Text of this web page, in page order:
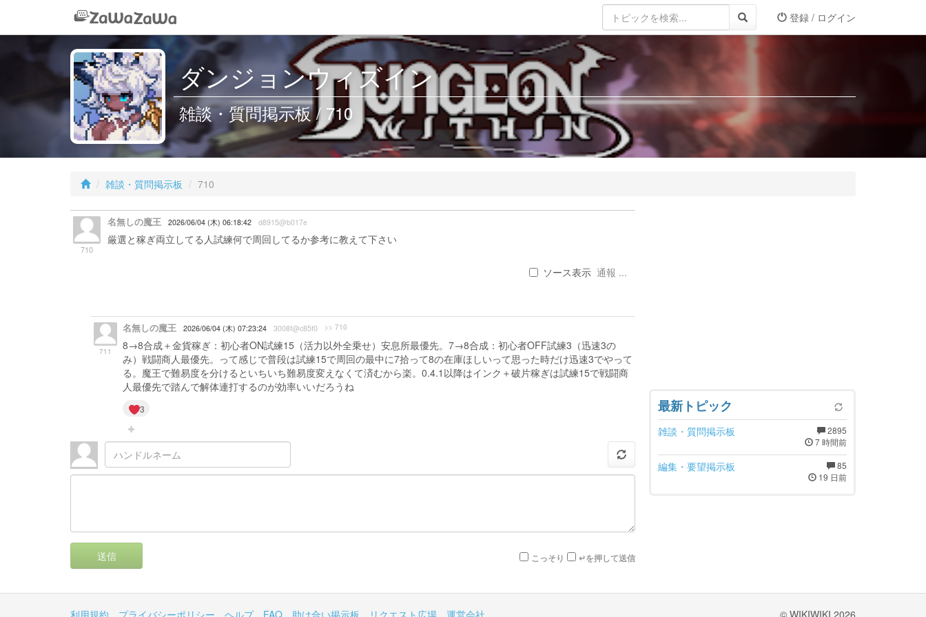
登録 / ログイン
ダンジョンウィズイン
雑談・質問掲示板 / 710
雑談・質問掲示板 710
710
名無しの魔王 2026/06/04 (木) 06:18:42 d8915@b017e
厳選と稼ぎ両立してる人試練何で周回してるか参考に教えて下さい
ソース表示 通報 ...
711
名無しの魔王 2026/06/04 (木) 07:23:24 3008f@c85f0 >> 710
8→8合成＋金貨稼ぎ：初心者ON試練15（活力以外全乗せ）安息所最優先。7→8合成：初心者OFF試練3（迅速3の
み）戦闘商人最優先。って感じで普段は試練15で周回の最中に7拾って8の在庫ほしいって思った時だけ迅速3でやって
る。魔王で難易度を分けるといちいち難易度変えなくて済むから楽。0.4.1以降はインク＋破片稼ぎは試練15で戦闘商
人最優先で踏んで解体連打するのが効率いいだろうね
3
送信 こっそり ↵を押して送信
最新トピック
2895
7 時間前
雑談・質問掲示板
85
19 日前
編集・要望掲示板
利用規約 プライバシーポリシー ヘルプ FAQ 助け合い掲示板 リクエスト広場 運営会社 © WIKIWIKI 2026